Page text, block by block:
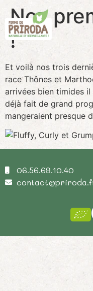
Nos
!
Et voilà nos trois
race Thônes et
arrivées bien timides
déjà fait de grand
mangeraient presque
06.56.69.10.40